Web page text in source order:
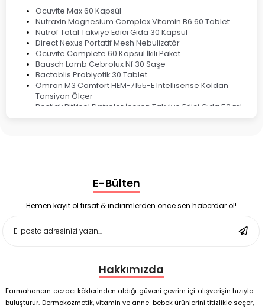
Ocuvite Max 60 Kapsül
Nutraxin Magnesium Complex Vitamin B6 60 Tablet
Nutrof Total Takviye Edici Gıda 30 Kapsül
Direct Nexus Portatif Mesh Nebulizatör
Ocuvite Complete 60 Kapsül İkili Paket
Bausch Lomb Cebrolux Nf 30 Saşe
Bactoblis Probiyotik 30 Tablet
Omron M3 Comfort HEM-7155-E Intellisense Koldan
Tansiyon Ölçer
Bestlak Bitkisel Ekstreler İçeren Takviye Edici Gıda 50 ml
Enterogermina Family 5 ml 20 Flakon
Deep Flex Stres Azaltıcı ve Enerji Dengeleyici Topraklama
Matı Set 40x60 cm
Deep Flex Stres Azaltıcı ve Enerji Dengeleyici Topraklama
E-Bülten
Hemen kayıt ol fırsat & indirimlerden önce sen haberdar ol!
Hakkımızda
Farmahanem eczacı köklerinden aldığı güveni çevrim içi alışverişin hızıyla
buluşturur. Dermokozmetik, vitamin ve anne-bebek ürünlerini titizlikle seçer,